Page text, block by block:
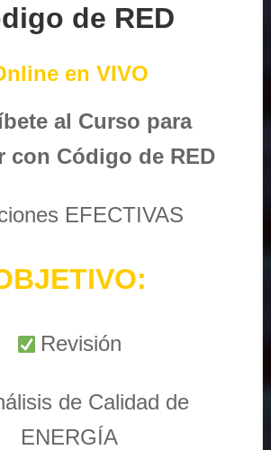
de RED
en VIVO
al Curso para
con Código de RED
EFECTIVAS
Revisión
de Calidad de
ENERGÍA